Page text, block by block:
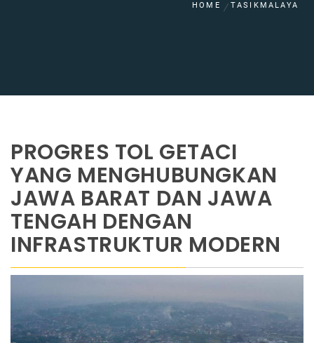
HOME TASIKMALAYA
PROGRES TOL GETACI
YANG MENGHUBUNGKAN
JAWA BARAT DAN JAWA
TENGAH DENGAN
INFRASTRUKTUR MODERN